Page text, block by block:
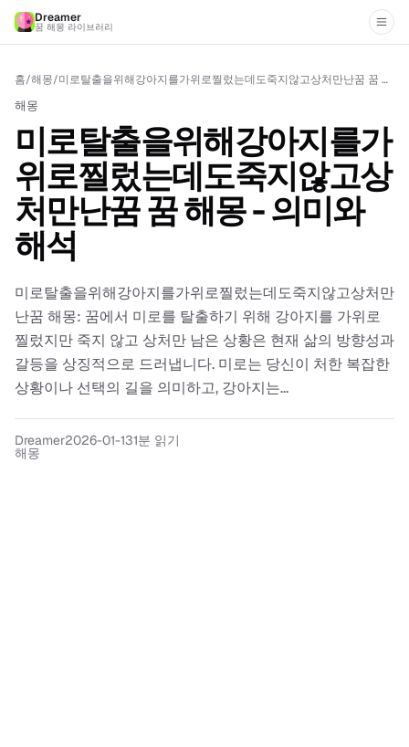
Dreamer
꿈 해몽 라이브러리
홈/해몽/ 미로탈출을위해강아지를가위로찔렀는데도죽지않고상처만난꿈 꿈 해몽 - 의미와 해석
해몽
미로탈출을위해강아지를가
위로찔렀는데도죽지않고상
처만난꿈 꿈 해몽 - 의미와
해석
미로탈출을위해강아지를가위로찔렀는데도죽지않고상처만
난꿈 해몽: 꿈에서 미로를 탈출하기 위해 강아지를 가위로
찔렀지만 죽지 않고 상처만 남은 상황은 현재 삶의 방향성과
갈등을 상징적으로 드러냅니다. 미로는 당신이 처한 복잡한
상황이나 선택의 길을 의미하고, 강아지는...
Dreamer2026-01-131분 읽기
해몽